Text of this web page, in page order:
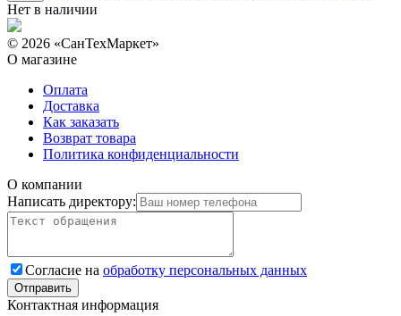
Нет в наличии
© 2026 «СанТехМаркет»
О магазине
Оплата
Доставка
Как заказать
Возврат товара
Политика конфиденциальности
О компании
Написать директору:
Согласие на обработку персональных данных
Контактная информация